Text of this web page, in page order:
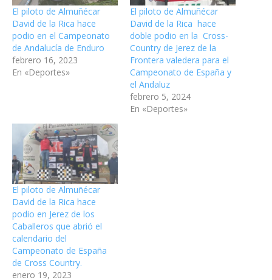
El piloto de Almuñécar
David de la Rica hace
podio en el Campeonato
de Andalucía de Enduro
febrero 16, 2023
En «Deportes»
El piloto de Almuñécar
David de la Rica hace
doble podio en la Cross-
Country de Jerez de la
Frontera valedera para el
Campeonato de España y
el Andaluz
febrero 5, 2024
En «Deportes»
El piloto de Almuñécar
David de la Rica hace
podio en Jerez de los
Caballeros que abrió el
calendario del
Campeonato de España
de Cross Country.
enero 19, 2023